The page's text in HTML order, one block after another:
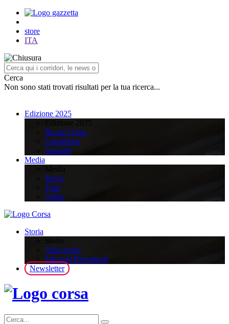
store
ITA
Cerca
Non sono stati trovati risultati per la tua ricerca...
Edizione 2025
Recap Corsa
Classifiche
Squadre
Media
News
Foto
Video
Storia
Albo d’oro
Edizioni Precedenti
Newsletter